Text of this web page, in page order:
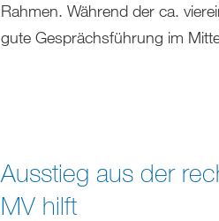
Rahmen. Während der ca.
gute Gesprächsführung im
Ausstieg aus der
MV hilft